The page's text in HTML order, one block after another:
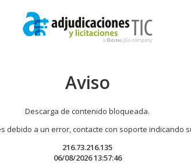
Aviso
Descarga de contenido bloqueada.
debido a un error, contacte con soporte indicando
216.73.216.135
06/08/2026 13:57:46